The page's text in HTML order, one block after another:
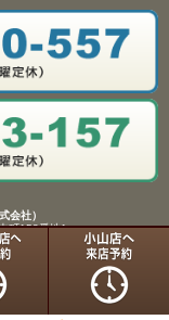
会社）
町158番地1
9155